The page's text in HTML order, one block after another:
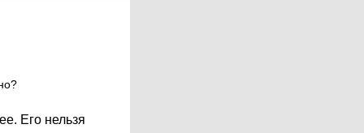
Его нельзя